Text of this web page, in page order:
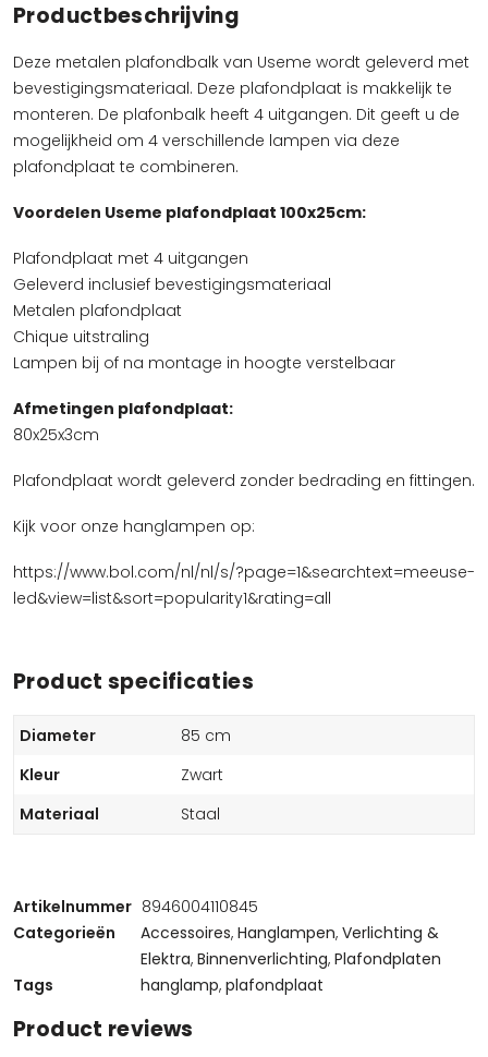
Productbeschrijving
Deze metalen plafondbalk van Useme wordt geleverd met
bevestigingsmateriaal. Deze plafondplaat is makkelijk te
monteren. De plafonbalk heeft 4 uitgangen. Dit geeft u de
mogelijkheid om 4 verschillende lampen via deze
plafondplaat te combineren.
Voordelen Useme plafondplaat 100x25cm:
Plafondplaat met 4 uitgangen
Geleverd inclusief bevestigingsmateriaal
Metalen plafondplaat
Chique uitstraling
Lampen bij of na montage in hoogte verstelbaar
Afmetingen plafondplaat:
80x25x3cm
Plafondplaat wordt geleverd zonder bedrading en fittingen.
Kijk voor onze hanglampen op:
https://www.bol.com/nl/nl/s/?page=1&searchtext=meeuse-
led&view=list&sort=popularity1&rating=all
Product specificaties
Diameter
85 cm
Kleur
Zwart
Materiaal
Staal
Artikelnummer 8946004110845
Categorieën
Accessoires, Hanglampen, Verlichting &
Elektra, Binnenverlichting, Plafondplaten
Tags
hanglamp, plafondplaat
Product reviews